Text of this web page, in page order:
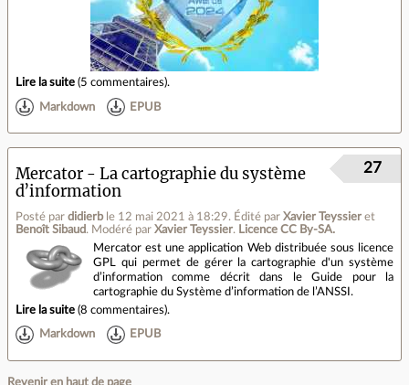
Lire la suite (5 commentaires).
Markdown EPUB
Mercator - La cartographie du système
d’information
Posté par didierb le 12 mai 2021 à 18:29. Édité par Xavier Teyssier et
Benoît Sibaud. Modéré par Xavier Teyssier. Licence CC By‑SA.
27
Mercator est une application Web distribuée sous licence
GPL qui permet de gérer la cartographie d'un système
d’information comme décrit dans le Guide pour la
cartographie du Système d’information de l’ANSSI.
Lire la suite (8 commentaires).
Markdown EPUB
Revenir en haut de page